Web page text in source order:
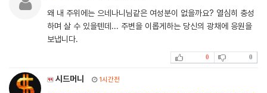
왜 내 주위에는 으네나니님같은 여성분이 없을까요? 열심히 충성
하며 살 수 있을텐데... 주변을 이롭게하는 당신의 광채에 응원을
보냅니다.
0 0
시드머니 1시간전